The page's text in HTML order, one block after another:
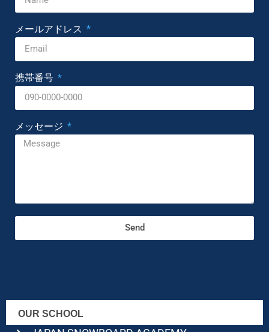
メールアドレス
携帯番号
メッセージ
Send
OUR SCHOOL